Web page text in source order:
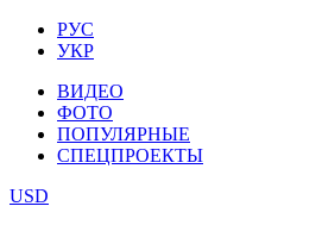
РУС
УКР
ВИДЕО
ФОТО
ПОПУЛЯРНЫЕ
СПЕЦПРОЕКТЫ
USD